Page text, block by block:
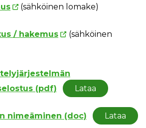
(sähköinen lomake)
/ hakemus
(sähköinen
(pdf)
Lataa
nimeäminen (doc) Lataa